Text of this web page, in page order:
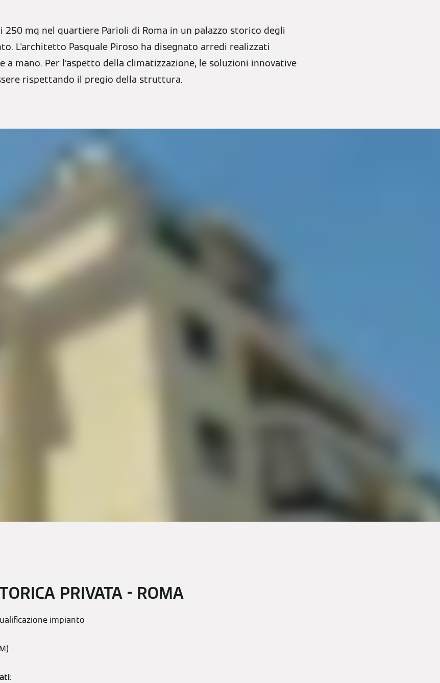
250 mq nel quartiere Parioli di Roma in un palazzo storico degli
L'architetto Pasquale Piroso ha disegnato arredi realizzati
a mano. Per l’aspetto della climatizzazione, le soluzioni innovative
rispettando il pregio della struttura.
PRIVATA - ROMA
impianto
: